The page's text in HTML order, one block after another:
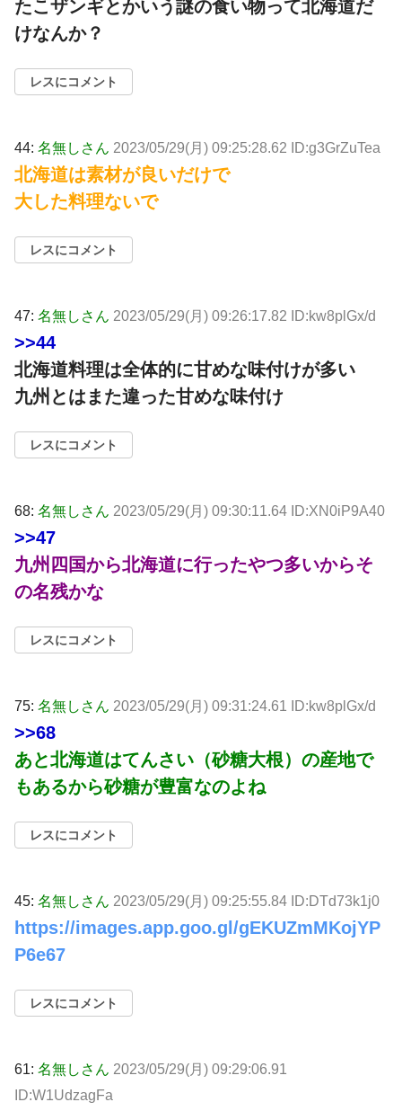
たこザンギとかいう謎の食い物って北海道だ
けなんか？
レスにコメント
44: 名無しさん 2023/05/29(月) 09:25:28.62 ID:g3GrZuTea
北海道は素材が良いだけで
大した料理ないで
レスにコメント
47: 名無しさん 2023/05/29(月) 09:26:17.82 ID:kw8plGx/d
>>44
北海道料理は全体的に甘めな味付けが多い
九州とはまた違った甘めな味付け
レスにコメント
68: 名無しさん 2023/05/29(月) 09:30:11.64 ID:XN0iP9A40
>>47
九州四国から北海道に行ったやつ多いからそ
の名残かな
レスにコメント
75: 名無しさん 2023/05/29(月) 09:31:24.61 ID:kw8plGx/d
>>68
あと北海道はてんさい（砂糖大根）の産地で
もあるから砂糖が豊富なのよね
レスにコメント
45: 名無しさん 2023/05/29(月) 09:25:55.84 ID:DTd73k1j0
https://images.app.goo.gl/gEKUZmMKojYP
P6e67
レスにコメント
61: 名無しさん 2023/05/29(月) 09:29:06.91
ID:W1UdzagFa